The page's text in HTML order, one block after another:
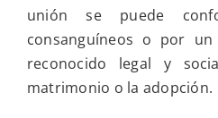
trata
de
creer
y
confiar
unión se puede
consanguíneos o por
reconocido legal y
matrimonio o la adopción.